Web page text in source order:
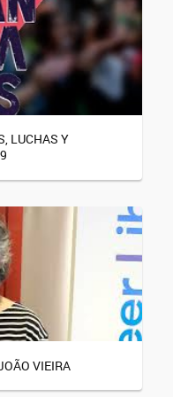
LUCHAS Y
VIEIRA